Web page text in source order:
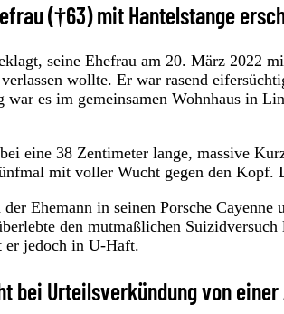
(†63) mit Hantelstange
seine Ehefrau am 20. März 2022
wollte. Er war rasend
war es im gemeinsamen Wohnhaus in
eine 38 Zentimeter lange, massive
mit voller Wucht gegen den Kopf.
Ehemann in seinen Porsche
den mutmaßlichen
er jedoch in U-Haft.
bei Urteilsverkündung von